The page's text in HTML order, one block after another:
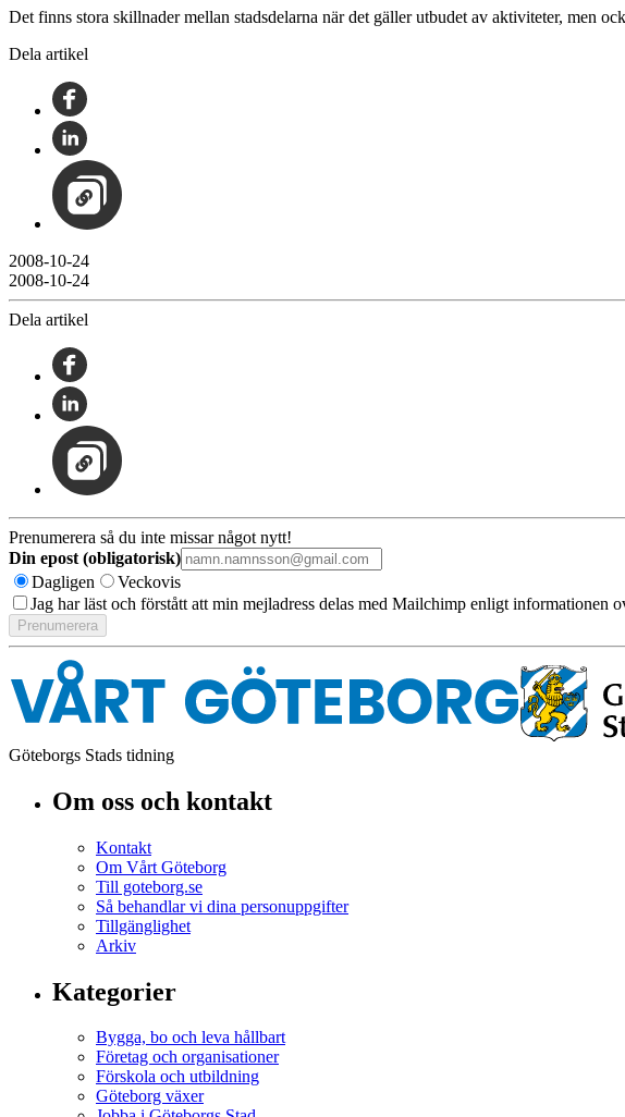
Det finns stora skillnader mellan stadsdelarna när det gäller utbudet av aktiviteter, men
Dela artikel
2008-10-24
2008-10-24
Dela artikel
Prenumerera så du inte missar något nytt!
Din epost (obligatorisk)
Dagligen
Veckovis
Jag har läst och förstått att min mejladress delas med Mailchimp enligt informationen
Göteborgs Stads tidning
Om oss och kontakt
Kontakt
Om Vårt Göteborg
Till goteborg.se
Så behandlar vi dina personuppgifter
Tillgänglighet
Arkiv
Kategorier
Bygga, bo och leva hållbart
Företag och organisationer
Förskola och utbildning
Göteborg växer